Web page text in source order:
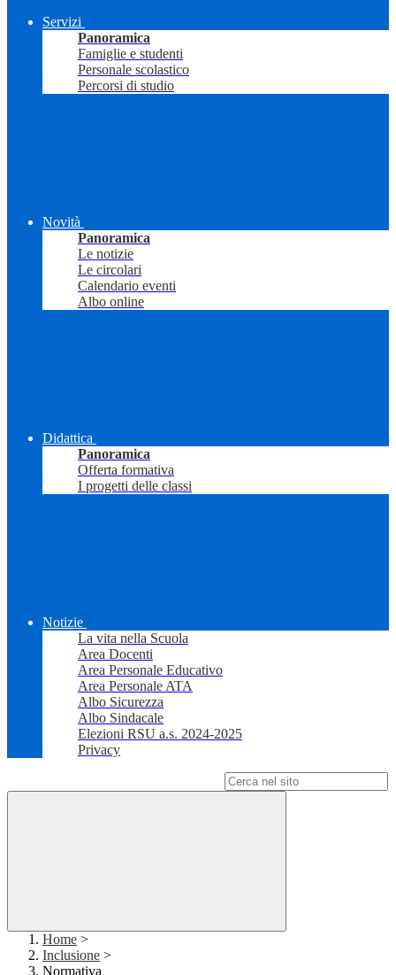
Servizi
Panoramica
Famiglie e studenti
Personale scolastico
Percorsi di studio
Novità
Panoramica
Le notizie
Le circolari
Calendario eventi
Albo online
Didattica
Panoramica
Offerta formativa
I progetti delle classi
Notizie
La vita nella Scuola
Area Docenti
Area Personale Educativo
Area Personale ATA
Albo Sicurezza
Albo Sindacale
Elezioni RSU a.s. 2024-2025
Privacy
Home >
Inclusione >
Normativa